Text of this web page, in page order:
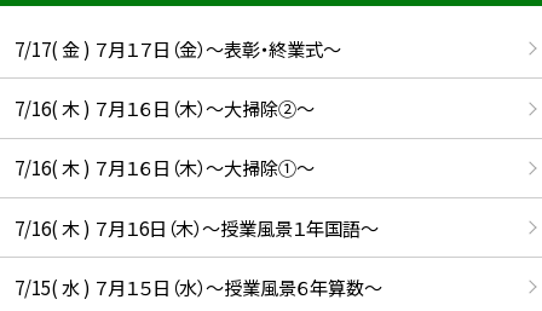
7/17( 金 ) ７月１７日（金）～表彰・終業式～
7/16( 木 ) ７月１６日（木）～大掃除②～
7/16( 木 ) ７月１６日（木）～大掃除①～
7/16( 木 ) ７月１6日（木）～授業風景１年国語～
7/15( 水 ) ７月１５日（水）～授業風景６年算数～